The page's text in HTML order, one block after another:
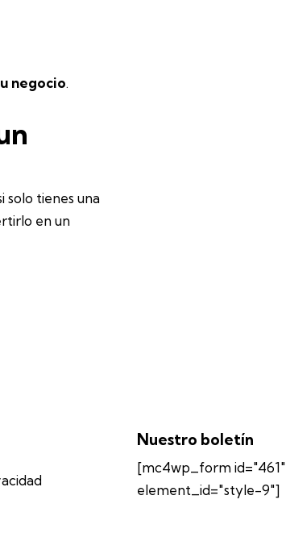
negocio.
solo tienes una
en un
Nuestro boletín
[mc4wp_form id="461"
element_id="style-9"]